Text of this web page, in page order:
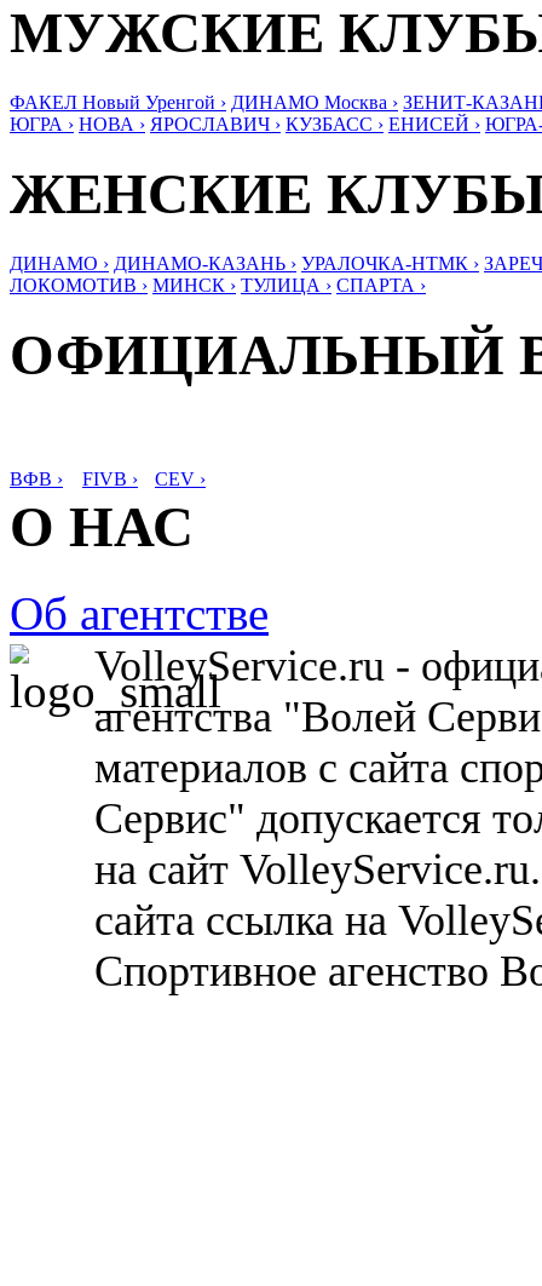
МУЖСКИЕ
ФАКЕЛ Новый Уренгой › ДИНАМО Москва › ЗЕНИТ-
ЮГРА › НОВА › ЯРОСЛАВИЧ › КУЗБАСС › ЕНИСЕЙ ›
ЖЕНСКИЕ
ДИНАМО › ДИНАМО-КАЗАНЬ › УРАЛОЧКА-НТМК ›
ЛОКОМОТИВ › МИНСК › ТУЛИЦА › СПАРТА ›
ОФИЦИАЛЬНЫЙ
ВФВ › FIVB › CEV ›
О НАС
Об агентстве
VolleyService.ru -
агентства "Волей
материалов с сайта
Сервис" допускается
на сайт
сайта ссылка на
Спортивное агенство